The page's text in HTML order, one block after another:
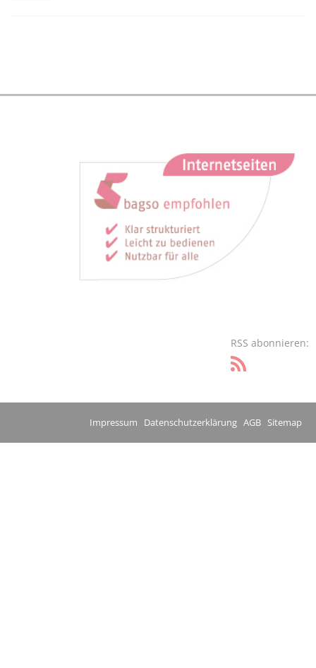
RSS abonnieren:
Impressum Datenschutzerklärung AGB Sitemap